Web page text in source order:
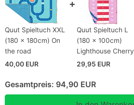
Quut Spieltuch XXL
(180 x 180cm) On
the road
40,00 EUR
Quut Spieltuch L
(180 x 100cm)
Lighthouse Cherry
29,95 EUR
Gesamtpreis: 94,90 EUR